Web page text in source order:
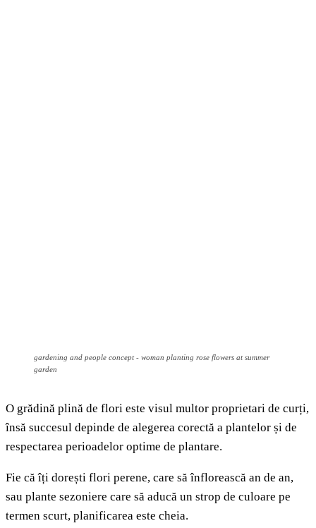
gardening and people concept - woman planting rose flowers at summer
garden
O grădină plină de flori este visul multor proprietari de curți,
însă succesul depinde de alegerea corectă a plantelor și de
respectarea perioadelor optime de plantare.
Fie că îți dorești flori perene, care să înflorească an de an,
sau plante sezoniere care să aducă un strop de culoare pe
termen scurt, planificarea este cheia.